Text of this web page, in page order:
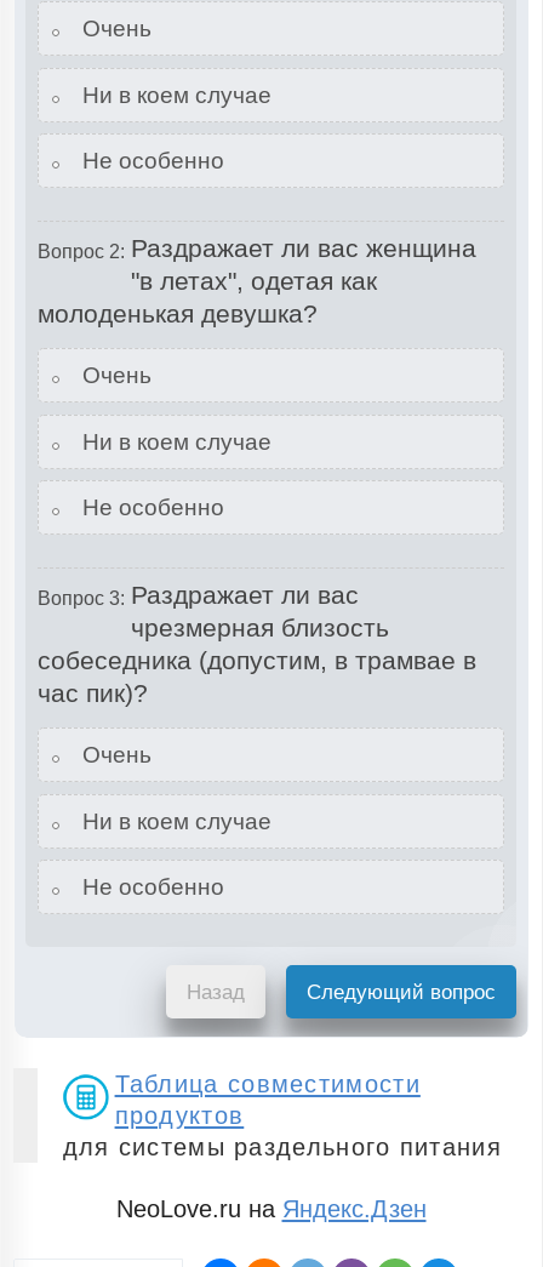
Очень
Ни в коем случае
Не особенно
Вопрос 2: Раздражает ли вас женщина
"в летах", одетая как
молоденькая девушка?
Очень
Ни в коем случае
Не особенно
Вопрос 3: Раздражает ли вас
чрезмерная близость
собеседника (допустим, в трамвае в
час пик)?
Очень
Ни в коем случае
Не особенно
Назад Следующий вопрос
Таблица совместимости
продуктов
для системы раздельного питания
NeoLove.ru на Яндекс.Дзен